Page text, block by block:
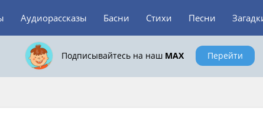
Аудиорассказы Басни Стихи Песни
Подписывайтесь на наш MAX Перейти